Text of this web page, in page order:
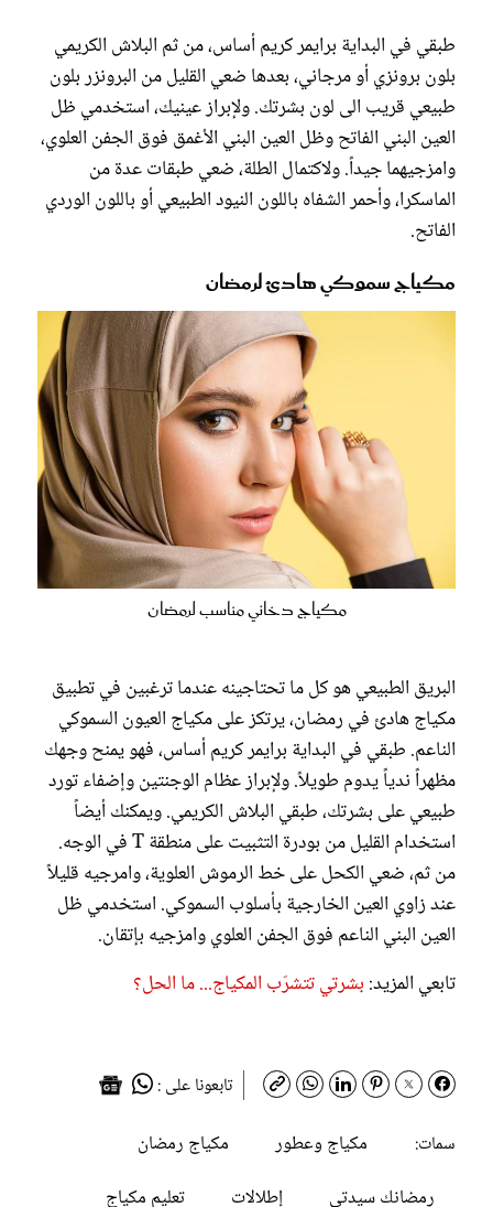
طبقي في البداية برايمر كريم أساس، من ثم البلاش الكريمي
بلون برونزي أو مرجاني، بعدها ضعي القليل من البرونزر بلون
طبيعي قريب الى لون بشرتك. ولإبراز عينيك، استخدمي ظل
العين البني الفاتح وظل العين البني الأغمق فوق الجفن العلوي،
وامزجيهما جيداً. ولاكتمال الطلة، ضعي طبقات عدة من
الماسكرا، وأحمر الشفاه باللون النيود الطبيعي أو باللون الوردي
الفاتح.
مكياج سموكي هادئ لرمضان
مكياج دخاني مناسب لرمضان
البريق الطبيعي هو كل ما تحتاجينه عندما ترغبين في تطبيق
مكياج هادئ في رمضان، يرتكز على مكياج العيون السموكي
الناعم. طبقي في البداية برايمر كريم أساس، فهو يمنح وجهك
مظهراً ندياً يدوم طويلاً. ولإبراز عظام الوجنتين وإضفاء تورد
طبيعي على بشرتك، طبقي البلاش الكريمي. ويمكنك أيضاً
استخدام القليل من بودرة التثبيت على منطقة T في الوجه.
من ثم، ضعي الكحل على خط الرموش العلوية، وامرجيه قليلاً
عند زاوي العين الخارجية بأسلوب السموكي. استخدمي ظل
العين البني الناعم فوق الجفن العلوي وامزجيه بإتقان.
تابعي المزيد: بشرتي تتشرّب المكياج... ما الحل؟
تابعونا على :
سمات:
مكياج وعطور
مكياج رمضان
رمضانك سيدتي
إطلالات تعليم مكياج